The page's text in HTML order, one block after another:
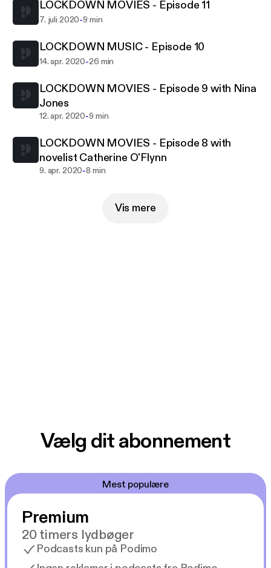
boring.LOCKDOWN MOVIES - Episode 11
7. juli 2020-9 min
LOCKDOWN MUSIC - Episode 10
14. apr. 2020-26 min
LOCKDOWN MOVIES - Episode 9 with Nina
Jones
12. apr. 2020-9 min
LOCKDOWN MOVIES - Episode 8 with
novelist Catherine O'Flynn
9. apr. 2020-8 min
Vis mere
Vælg dit abonnement
Mest populære
Premium
20 timers lydbøger
Podcasts kun på Podimo